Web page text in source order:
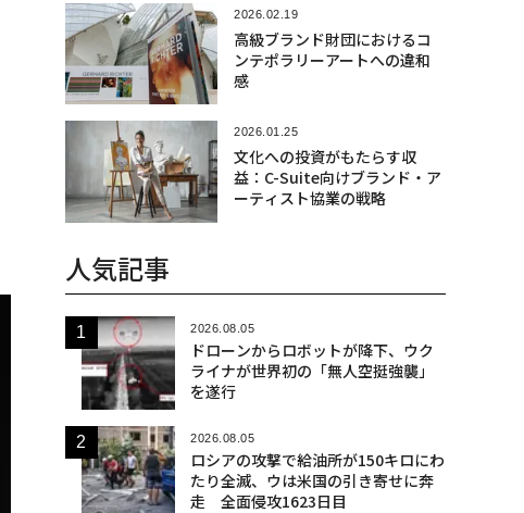
2026.02.19
高級ブランド財団におけるコ
ンテポラリーアートへの違和
感
2026.01.25
文化への投資がもたらす収
益：C-Suite向けブランド・ア
ーティスト協業の戦略
人気記事
2026.08.05
ドローンからロボットが降下、ウク
ライナが世界初の「無人空挺強襲」
を遂行
2026.08.05
ロシアの攻撃で給油所が150キロにわ
たり全滅、ウは米国の引き寄せに奔
走 全面侵攻1623日目